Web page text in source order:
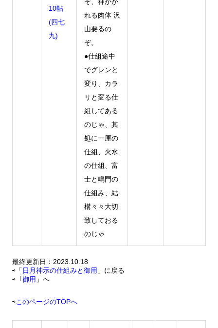
10帖
(四七
九)
れる肉体 沢
山要るの
ぞ。
●仕組途中
でグレンと
変り、カラ
リと変る仕
組してある
のじゃ、其
処に一厘の
仕組、火水
の仕組、富
士と鳴門の
仕組み、結
構々々大切
致しておる
のじゃ
最終更新日：2023.10.18
⇨「 日月神示の仕組みと御用 」に戻る
⇨「 御用 」へ
⇨このページのTOPへ